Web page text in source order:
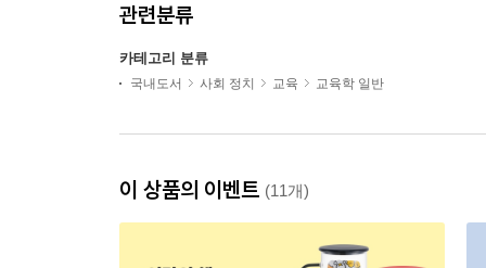
관련분류
카테고리 분류
국내도서 사회 정치 교육 교육학 일반
이 상품의 이벤트 (11개)